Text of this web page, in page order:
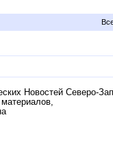
Новостей Северо-